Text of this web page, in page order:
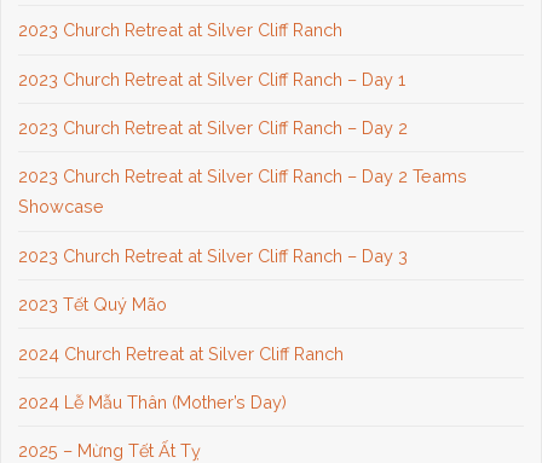
2023 Church Retreat at Silver Cliff Ranch
2023 Church Retreat at Silver Cliff Ranch – Day 1
2023 Church Retreat at Silver Cliff Ranch – Day 2
2023 Church Retreat at Silver Cliff Ranch – Day 2 Teams
Showcase
2023 Church Retreat at Silver Cliff Ranch – Day 3
2023 Tết Quý Mão
2024 Church Retreat at Silver Cliff Ranch
2024 Lễ Mẫu Thân (Mother’s Day)
2025 – Mừng Tết Ất Tỵ